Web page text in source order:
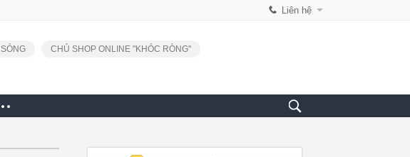
Liên hệ
CHỦ SHOP ONLINE "KHÓC RÒNG"